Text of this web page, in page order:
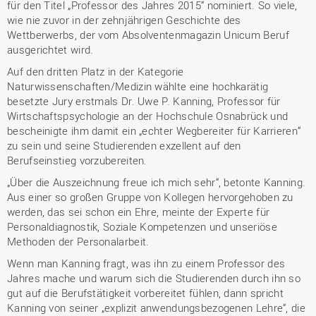
für den Titel „Professor des Jahres 2015“ nominiert. So viele,
wie nie zuvor in der zehnjährigen Geschichte des
Wettberwerbs, der vom Absolventenmagazin Unicum Beruf
ausgerichtet wird.
Auf den dritten Platz in der Kategorie
Naturwissenschaften/Medizin wählte eine hochkarätig
besetzte Jury erstmals Dr. Uwe P. Kanning, Professor für
Wirtschaftspsychologie an der Hochschule Osnabrück und
bescheinigte ihm damit ein „echter Wegbereiter für Karrieren“
zu sein und seine Studierenden exzellent auf den
Berufseinstieg vorzubereiten.
„Über die Auszeichnung freue ich mich sehr“, betonte Kanning.
Aus einer so großen Gruppe von Kollegen hervorgehoben zu
werden, das sei schon ein Ehre, meinte der Experte für
Personaldiagnostik, Soziale Kompetenzen und unseriöse
Methoden der Personalarbeit.
Wenn man Kanning fragt, was ihn zu einem Professor des
Jahres mache und warum sich die Studierenden durch ihn so
gut auf die Berufstätigkeit vorbereitet fühlen, dann spricht
Kanning von seiner „explizit anwendungsbezogenen Lehre“, die